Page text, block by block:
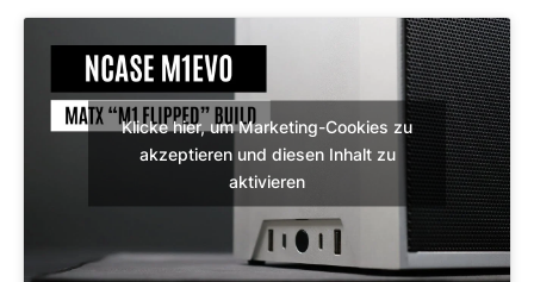
Klicke hier, um Marketing-Cookies zu
akzeptieren und diesen Inhalt zu
aktivieren